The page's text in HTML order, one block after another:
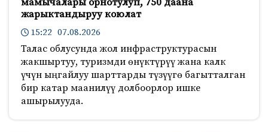
жарыктандыруу коюлат
15:22 07.08.2026
Талас облусунда жол инфраструктурасын
жакшыртуу, туризмди өнүктүрүү жана калк
үчүн ыңгайлуу шарттарды түзүүгө багытталган
бир катар маанилүү долбоорлор ишке
ашырылууда.